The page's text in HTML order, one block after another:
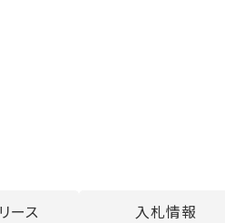
ース 入札情報